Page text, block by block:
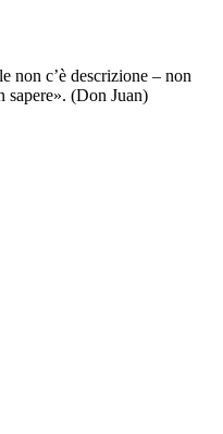
non c’è descrizione – non
sapere». (Don Juan)